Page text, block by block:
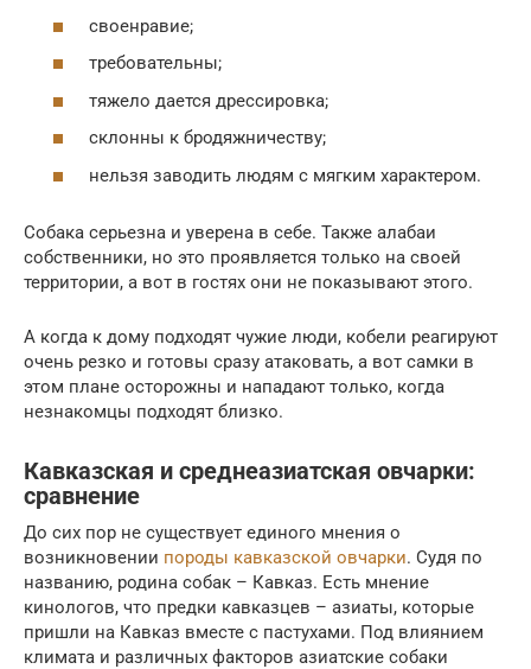
своенравие;
требовательны;
тяжело дается дрессировка;
склонны к бродяжничеству;
нельзя заводить людям с мягким характером.
Собака серьезна и уверена в себе. Также алабаи
собственники, но это проявляется только на своей
территории, а вот в гостях они не показывают этого.
А когда к дому подходят чужие люди, кобели реагируют
очень резко и готовы сразу атаковать, а вот самки в
этом плане осторожны и нападают только, когда
незнакомцы подходят близко.
Кавказская и среднеазиатская овчарки:
сравнение
До сих пор не существует единого мнения о
возникновении породы кавказской овчарки. Судя по
названию, родина собак – Кавказ. Есть мнение
кинологов, что предки кавказцев – азиаты, которые
пришли на Кавказ вместе с пастухами. Под влиянием
климата и различных факторов азиатские собаки